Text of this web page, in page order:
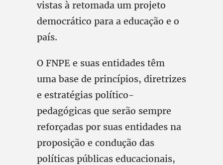
vistas à retomada um projeto
democrático para a educação e o
país.
O FNPE e suas entidades têm
uma base de princípios, diretrizes
e estratégias político-
pedagógicas que serão sempre
reforçadas por suas entidades na
proposição e condução das
políticas públicas educacionais,